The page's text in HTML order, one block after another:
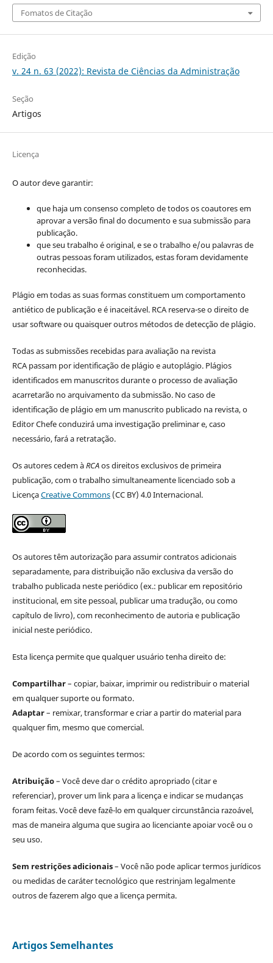
Fomatos de Citação
Edição
v. 24 n. 63 (2022): Revista de Ciências da Administração
Seção
Artigos
Licença
O autor deve garantir:
que haja um consenso completo de todos os coautores em
aprovar a versão final do documento e sua submissão para
publicação.
que seu trabalho é original, e se o trabalho e/ou palavras de
outras pessoas foram utilizados, estas foram devidamente
reconhecidas.
Plágio em todas as suas formas constituem um comportamento
antiético de publicação e é inaceitável. RCA reserva-se o direito de
usar software ou quaisquer outros métodos de detecção de plágio.
Todas as submissões recebidas para avaliação na revista
RCA passam por identificação de plágio e autoplágio. Plágios
identificados em manuscritos durante o processo de avaliação
acarretarão no arquivamento da submissão. No caso de
identificação de plágio em um manuscrito publicado na revista, o
Editor Chefe conduzirá uma investigação preliminar e, caso
necessário, fará a retratação.
Os autores cedem àRCAos direitos exclusivos de primeira
publicação, com o trabalho simultaneamente licenciado sob a
LicençaCreative Commons(CC BY) 4.0 Internacional.
Os autores têm autorização para assumir contratos adicionais
separadamente, para distribuição não exclusiva da versão do
trabalho publicada neste periódico (ex.: publicar em repositório
institucional, em site pessoal, publicar uma tradução, ou como
capítulo de livro), com reconhecimento de autoria e publicação
inicial neste periódico.
Esta licença permite que qualquer usuário tenha direito de:
Compartilhar– copiar, baixar, imprimir ou redistribuir o material
em qualquer suporte ou formato.
Adaptar– remixar, transformar e criar a partir do material para
qualquer fim, mesmo que comercial.
De acordo com os seguintes termos:
Atribuição– Você deve dar o crédito apropriado (citar e
referenciar), prover um link para a licença e indicar se mudanças
foram feitas. Você deve fazê-lo em qualquer circunstância razoável,
mas de maneira alguma que sugira ao licenciante apoiar você ou o
seu uso.
Sem restrições adicionais– Você não pode aplicar termos jurídicos
ou medidas de caráter tecnológico que restrinjam legalmente
outros de fazerem algo que a licença permita.
Artigos Semelhantes